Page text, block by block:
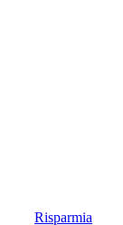
Risparmia